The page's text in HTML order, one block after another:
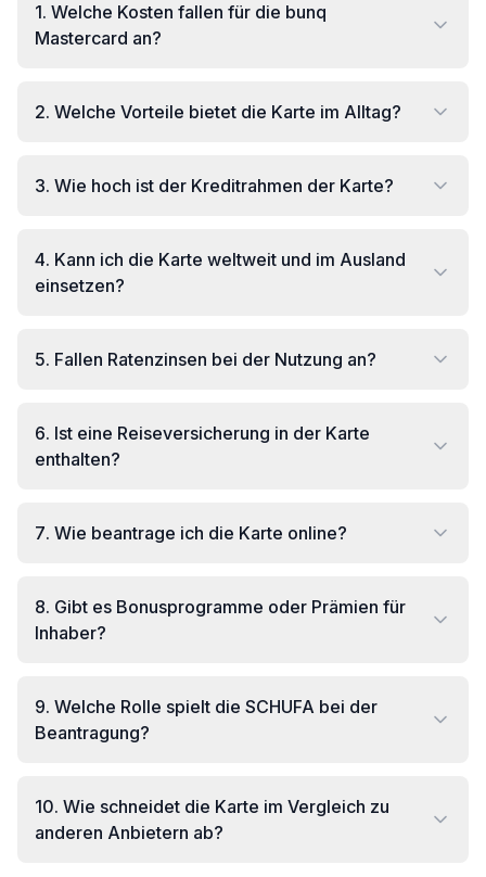
1. Welche Kosten fallen für die bunq
Mastercard an?
2. Welche Vorteile bietet die Karte im Alltag?
3. Wie hoch ist der Kreditrahmen der Karte?
4. Kann ich die Karte weltweit und im Ausland
einsetzen?
5. Fallen Ratenzinsen bei der Nutzung an?
6. Ist eine Reiseversicherung in der Karte
enthalten?
7. Wie beantrage ich die Karte online?
8. Gibt es Bonusprogramme oder Prämien für
Inhaber?
9. Welche Rolle spielt die SCHUFA bei der
Beantragung?
10. Wie schneidet die Karte im Vergleich zu
anderen Anbietern ab?